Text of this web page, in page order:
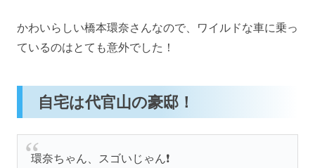
かわいらしい橋本環奈さんなので、ワイルドな車に乗っ
ているのはとても意外でした！
自宅は代官山の豪邸！
環奈ちゃん、スゴいじゃん❗